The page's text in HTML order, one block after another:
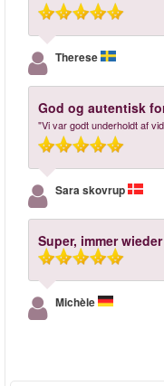
Therese
God og autentisk
"Vi var godt underholdt af
Sara skovrup
Super, immer
Michèle